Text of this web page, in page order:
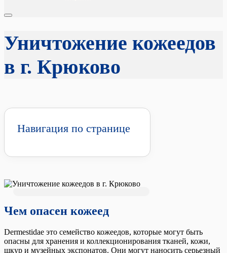
Уничтожение кожеедов
в г. Крюково
Навигация по странице
Чем опасен кожеед
Dermestidae это семейство кожеедов, которые могут быть
опасны для хранения и коллекционирования тканей, кожи,
шкур и музейных экспонатов. Они могут наносить серьезный